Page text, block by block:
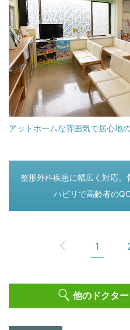
アットホームな雰囲気で居心地
つぎのペ
整形外科疾患に幅広く対応。
ハビリで高齢者の
1
他のドクタ